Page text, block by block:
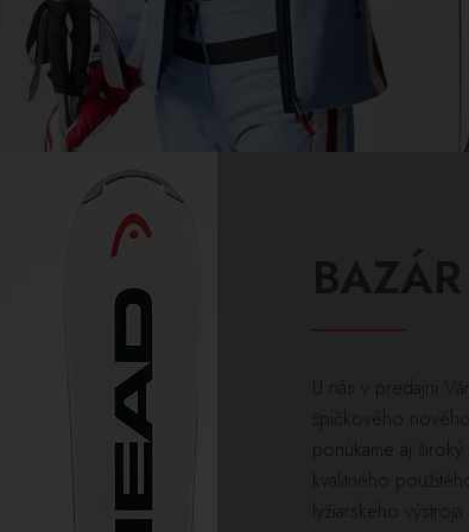
U nás v predajni
špičkového nového
ponúkame aj široký
kvalitného použitého
lyžiarskeho výstroja